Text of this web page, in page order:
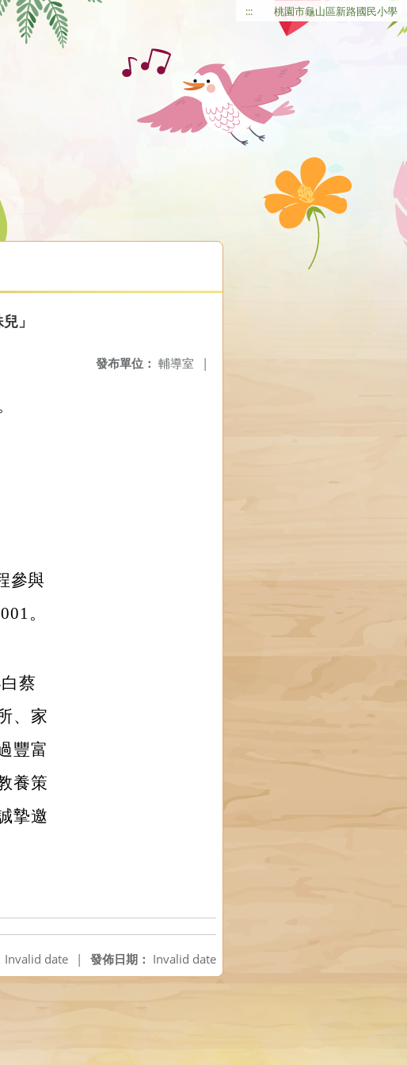
::: 桃園市龜山區新路國民小學
」
發布單位： 輔導室 |
參與
。
蔡
、家
豐富
養策
摯邀
發佈日期： Invalid date
Invalid date |